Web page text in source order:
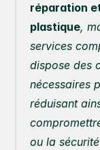
réparation
plastique,
services
dispose des
nécessaires
réduisant
ou la